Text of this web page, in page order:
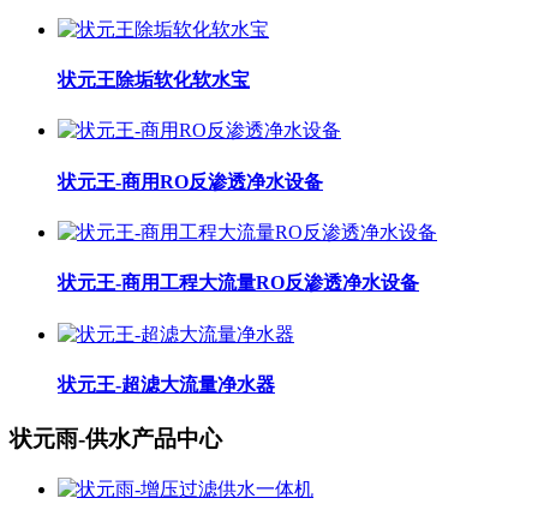
状元王除垢软化软水宝
状元王-商用RO反渗透净水设备
状元王-商用工程大流量RO反渗透净水设备
状元王-超滤大流量净水器
状元雨-供水产品中心